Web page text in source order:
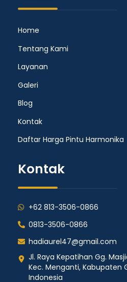
Home
Tentang Kami
Layanan
Galeri
Blog
Kontak
Daftar Harga Pintu Harmonika
Kontak
+62 813-3506-0866
0813-3506-0866
hadiaurel47@gmail.com
Jl. Raya Kepatihan Gg.
Kec. Menganti, Kabupaten
Indonesia